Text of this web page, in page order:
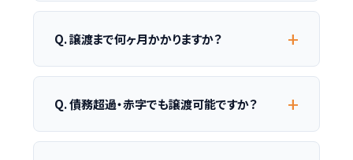
Q. 譲渡まで何ヶ月かかりますか？
Q. 債務超過・赤字でも譲渡可能ですか？